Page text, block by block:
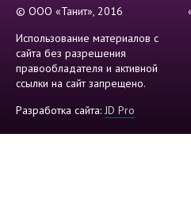
© ООО «Танит», 2016
Использование материалов с
сайта без разрешения
правообладателя и активной
ссылки на сайт запрещено.
Разработка сайта: JD Pro